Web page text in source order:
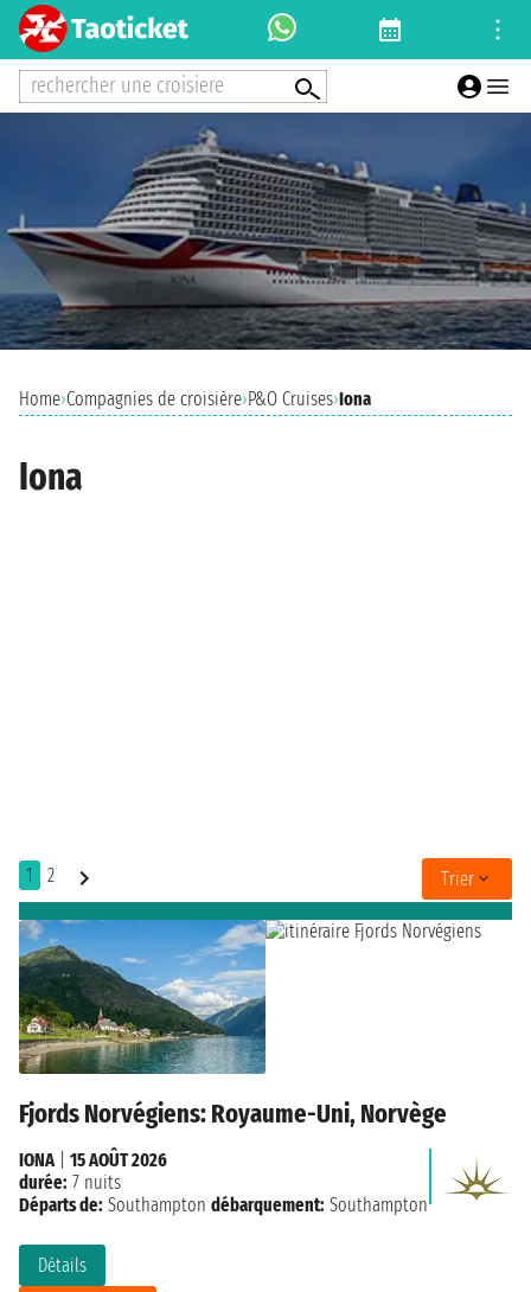
rechercher une croisiere
Home›Compagnies de croisière›P&O Cruises›Iona
Iona
1 2 Trier
Fjords Norvégiens: Royaume-Uni, Norvège
Détails
IONA
15 AOÛT 2026
durée: 7 nuits
Départs de: Southampton débarquement: Southampton